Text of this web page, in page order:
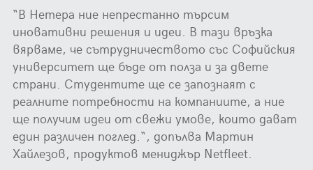
“В Нетера ние непрестанно търсим
иновативни решения и идеи. В тази връзка
вярваме, че сътрудничеството със Софийския
университет ще бъде от полза и за двете
страни. Студентите ще се запознаят с
реалните потребности на компаниите, а ние
ще получим идеи от свежи умове, които дават
един различен поглед.“, допълва Мартин
Хайлезов, продуктов мениджър Netfleet.